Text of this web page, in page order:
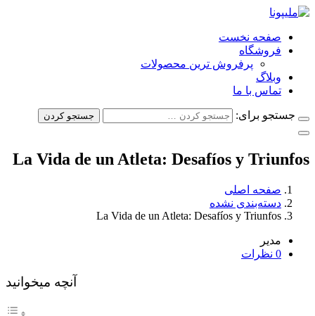
صفحه نخست
فروشگاه
پرفروش ترین محصولات
وبلاگ
تماس با ما
جستجو برای: جستجو کردن
La Vida de un Atleta: Desafíos y Triunfos
صفحه اصلی
دسته‌بندی نشده
La Vida de un Atleta: Desafíos y Triunfos
مدیر
0 نظرات
آنچه میخوانید